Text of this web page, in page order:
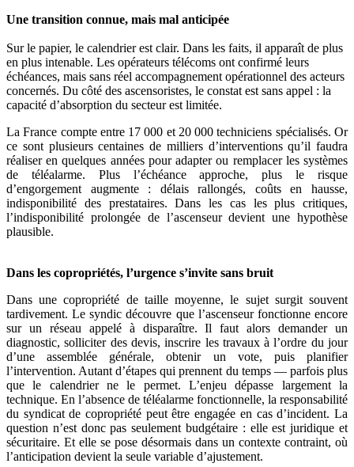
Une transition connue, mais mal anticipée
Sur le papier, le calendrier est clair. Dans les faits, il apparaît de plus
en plus intenable. Les opérateurs télécoms ont confirmé leurs
échéances, mais sans réel accompagnement opérationnel des acteurs
concernés. Du côté des ascensoristes, le constat est sans appel : la
capacité d’absorption du secteur est limitée.
La France compte entre 17 000 et 20 000 techniciens spécialisés. Or
ce sont plusieurs centaines de milliers d’interventions qu’il faudra
réaliser en quelques années pour adapter ou remplacer les systèmes
de téléalarme. Plus l’échéance approche, plus le risque
d’engorgement augmente : délais rallongés, coûts en hausse,
indisponibilité des prestataires. Dans les cas les plus critiques,
l’indisponibilité prolongée de l’ascenseur devient une hypothèse
plausible.
Dans les copropriétés, l’urgence s’invite sans bruit
Dans une copropriété de taille moyenne, le sujet surgit souvent
tardivement. Le syndic découvre que l’ascenseur fonctionne encore
sur un réseau appelé à disparaître. Il faut alors demander un
diagnostic, solliciter des devis, inscrire les travaux à l’ordre du jour
d’une assemblée générale, obtenir un vote, puis planifier
l’intervention. Autant d’étapes qui prennent du temps — parfois plus
que le calendrier ne le permet. L’enjeu dépasse largement la
technique. En l’absence de téléalarme fonctionnelle, la responsabilité
du syndicat de copropriété peut être engagée en cas d’incident. La
question n’est donc pas seulement budgétaire : elle est juridique et
sécuritaire. Et elle se pose désormais dans un contexte contraint, où
l’anticipation devient la seule variable d’ajustement.